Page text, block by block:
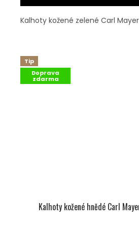
Kalhoty kožené zelené Carl
Tip
Doprava
zdarma
Kalhoty kožené hnědé Carl